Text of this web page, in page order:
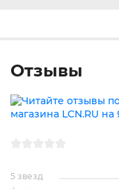
Отзывы
5 звезд